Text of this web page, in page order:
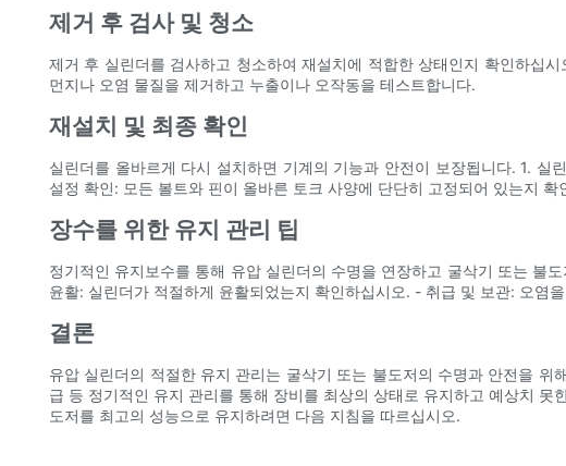
제거 후 검사 및 청소
제거 후 실린더를 검사하고 청소하여 재설치에 적합한 상태인지 확인하십
먼지나 오염 물질을 제거하고 누출이나 오작동을 테스트합니다.
재설치 및 최종 확인
실린더를 올바르게 다시 설치하면 기계의 기능과 안전이 보장됩니다. 1.
설정 확인: 모든 볼트와 핀이 올바른 토크 사양에 단단히 고정되어 있는지
장수를 위한 유지 관리 팁
정기적인 유지보수를 통해 유압 실린더의 수명을 연장하고 굴삭기 또는 불
윤활: 실린더가 적절하게 윤활되었는지 확인하십시오. - 취급 및 보관: 오염
결론
유압 실린더의 적절한 유지 관리는 굴삭기 또는 불도저의 수명과 안전을
급 등 정기적인 유지 관리를 통해 장비를 최상의 상태로 유지하고 예상치
도저를 최고의 성능으로 유지하려면 다음 지침을 따르십시오.